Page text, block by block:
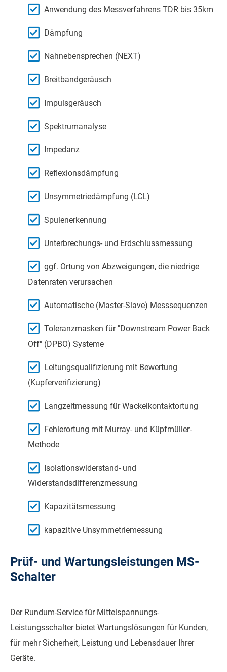
Anwendung des Messverfahrens TDR bis 35km
Dämpfung
Nahnebensprechen (NEXT)
Breitbandgeräusch
Impulsgeräusch
Spektrumanalyse
Impedanz
Reflexionsdämpfung
Unsymmetriedämpfung (LCL)
Spulenerkennung
Unterbrechungs- und Erdschlussmessung
ggf. Ortung von Abzweigungen, die niedrige
Datenraten verursachen
Automatische (Master-Slave) Messsequenzen
Toleranzmasken für "Downstream Power Back
Off" (DPBO) Systeme
Leitungsqualifizierung mit Bewertung
(Kupferverifizierung)
Langzeitmessung für Wackelkontaktortung
Fehlerortung mit Murray- und Küpfmüller-
Methode
Isolationswiderstand- und
Widerstandsdifferenzmessung
Kapazitätsmessung
kapazitive Unsymmetriemessung
Prüf- und Wartungsleistungen MS-
Schalter
Der Rundum-Service für Mittelspannungs-
Leistungsschalter bietet Wartungslösungen für Kunden,
für mehr Sicherheit, Leistung und Lebensdauer Ihrer
Geräte.